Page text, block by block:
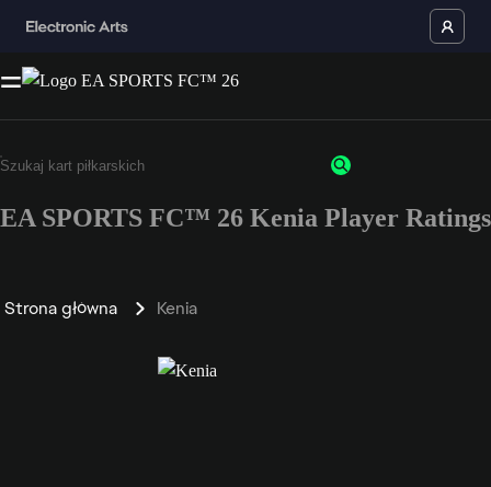
EA SPORTS FC™ 26 Kenia Player Ratings
Strona główna Kenia